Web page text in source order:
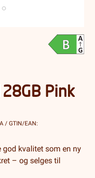
Pink
/ GTIN/EAN:
kvalitet som en ny
– og selges til